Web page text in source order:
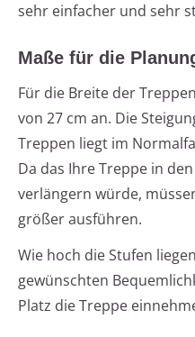
sehr einfacher und sehr
Maße für die
Für die Breite der
von 27 cm an. Die
Treppen liegt im
Da das Ihre Treppe in
verlängern würde,
größer ausführen.
Wie hoch die Stufen
gewünschten
Platz die Treppe